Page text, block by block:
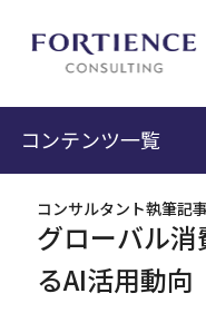
Service
コンテンツ一覧
TOP
コンサルタント執筆記
セミナー / イベント
グローバル
るAI活用動向
コンサルタント執筆記事